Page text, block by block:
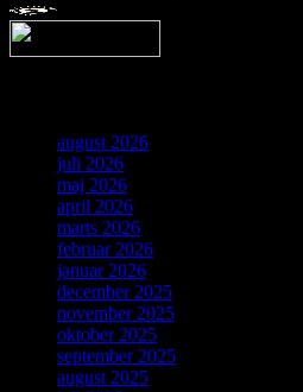
august 2026
juli 2026
maj 2026
april 2026
marts 2026
februar 2026
januar 2026
december 2025
november 2025
oktober 2025
september 2025
august 2025